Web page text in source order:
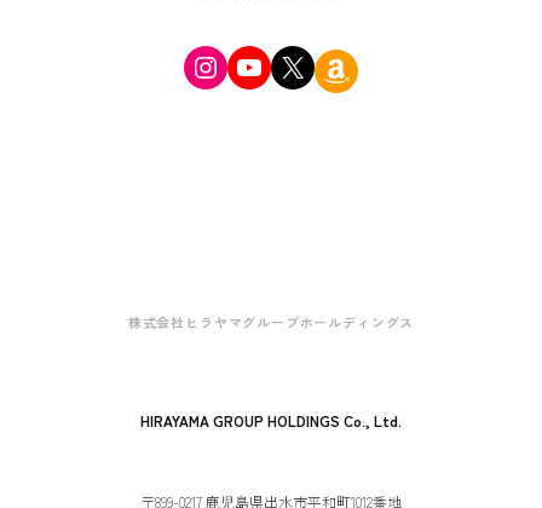
Instagram
YouTube
X Amazon
株式会社ヒラヤマグループホールディングス
HIRAYAMA GROUP HOLDINGS Co., Ltd.
〒899-0217 鹿児島県出水市平和町1012番地